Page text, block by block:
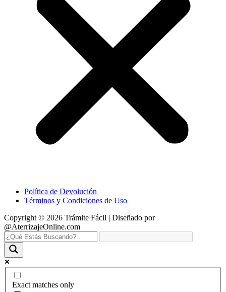
Política de Devolución
Términos y Condiciones de Uso
Copyright © 2026 Trámite Fácil | Diseñado por
@AterrizajeOnline.com
Exact matches only